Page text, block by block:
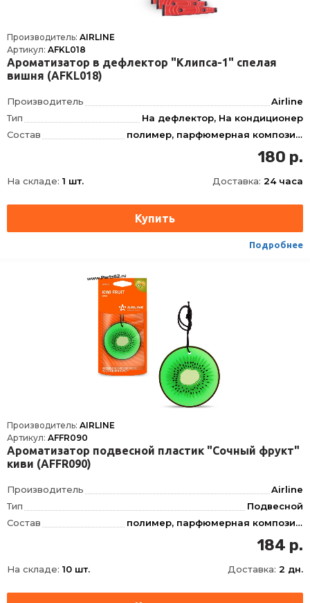
Производитель: AIRLINE
Артикул: AFKL018
Ароматизатор в дефлектор "Клипса-1" спелая
вишня (AFKL018)
Производитель
Airline
Тип
На дефлектор, На кондиционер
Состав
полимер, парфюмерная композиция
Спелая вишня
180 р.
На складе: 1 шт. Доставка: 24 часа
Подробнее
Производитель: AIRLINE
Артикул: AFFR090
Ароматизатор подвесной пластик "Сочный фрукт"
киви (AFFR090)
Производитель
Airline
Тип
Подвесной
Состав
полимер, парфюмерная композиция
Киви
184 р.
На складе: 10 шт. Доставка: 2 дн.